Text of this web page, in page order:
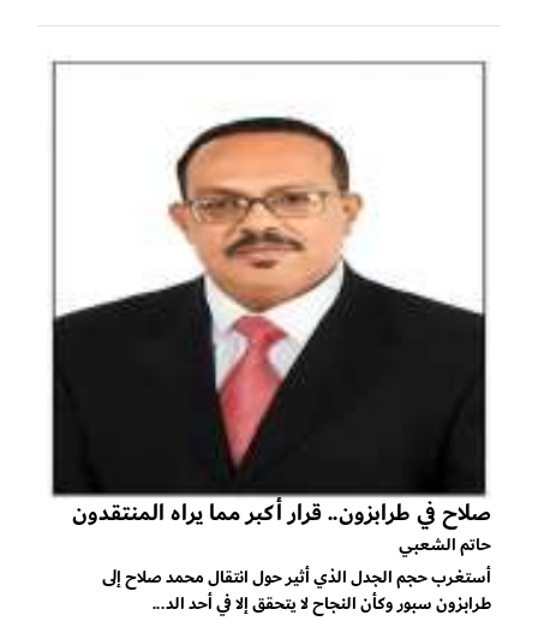
صلاح في طرابزون.. قرار أكبر مما يراه المنتقدون
حاتم الشعبي
أستغرب حجم الجدل الذي أثير حول انتقال محمد صلاح إلى
طرابزون سبور وكأن النجاح لا يتحقق إلا في أحد الد...